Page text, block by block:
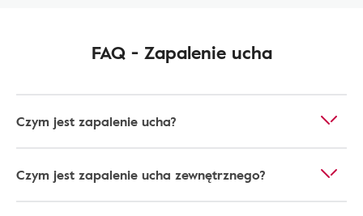
FAQ - Zapalenie ucha
Czym jest zapalenie ucha?
Czym jest zapalenie ucha zewnętrznego?